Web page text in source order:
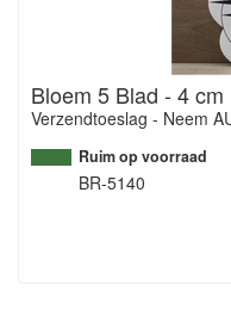
Bloem 5 Blad - 4
Verzendtoeslag - Neem
Ruim op voorraad
BR-5140